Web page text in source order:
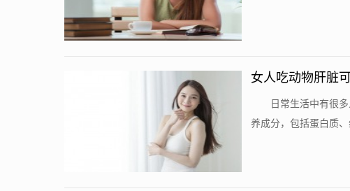
女人吃动物肝脏
日常生活中有很
养成分，包括蛋白质